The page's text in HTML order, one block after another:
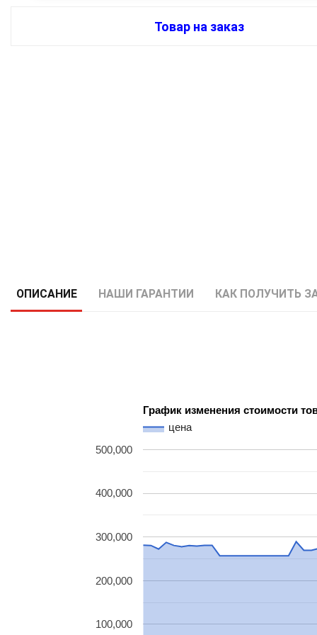
Товар на заказ
ОПИСАНИЕ НАШИ ГАРАНТИИ КАК ПОЛУЧИТЬ
График изменения стоимости
цена
100,000
200,000
300,000
400,000
500,000